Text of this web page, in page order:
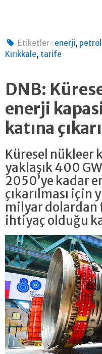
Etiketler : enerji, petrol
Kırıkkale, tarife
DNB:
enerji
katına
Küresel nükleer
yaklaşık 400
2050’ye kadar
çıkarılması için
milyar dolardan
ihtiyaç olduğu